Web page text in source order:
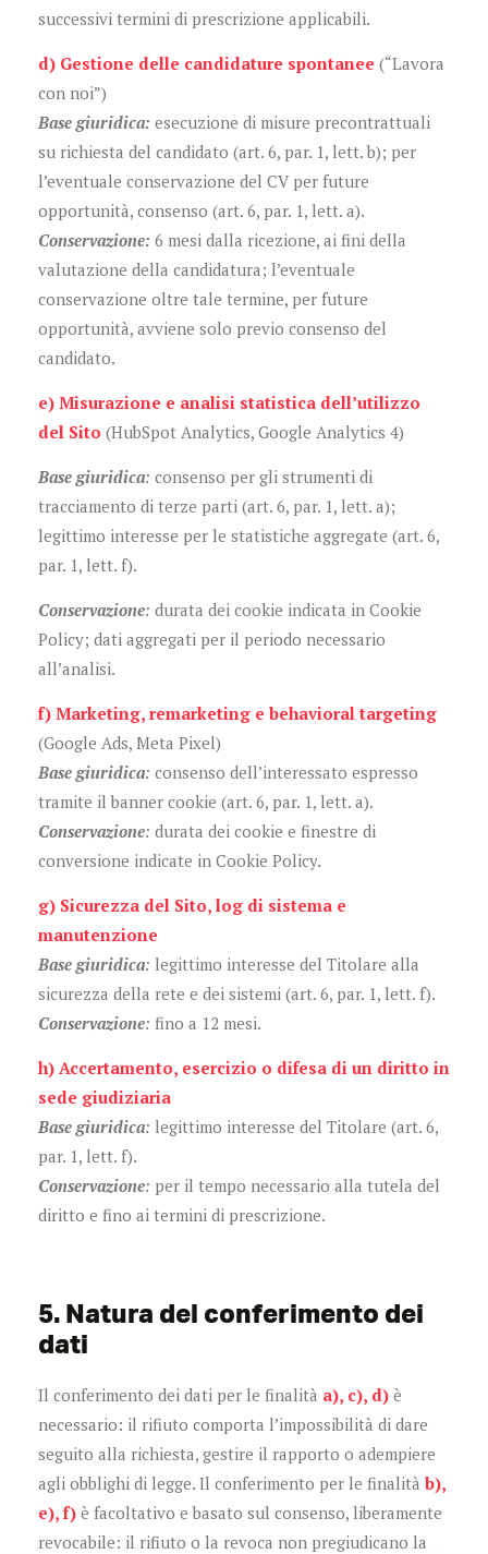
successivi termini di prescrizione applicabili.
d) Gestione delle candidature spontanee (“Lavora
con noi”)
Base giuridica: esecuzione di misure precontrattuali
su richiesta del candidato (art. 6, par. 1, lett. b); per
l’eventuale conservazione del CV per future
opportunità, consenso (art. 6, par. 1, lett. a).
Conservazione: 6 mesi dalla ricezione, ai fini della
valutazione della candidatura; l’eventuale
conservazione oltre tale termine, per future
opportunità, avviene solo previo consenso del
candidato.
e) Misurazione e analisi statistica dell’utilizzo
del Sito (HubSpot Analytics, Google Analytics 4)
Base giuridica: consenso per gli strumenti di
tracciamento di terze parti (art. 6, par. 1, lett. a);
legittimo interesse per le statistiche aggregate (art. 6,
par. 1, lett. f).
Conservazione: durata dei cookie indicata in Cookie
Policy; dati aggregati per il periodo necessario
all’analisi.
f) Marketing, remarketing e behavioral targeting
(Google Ads, Meta Pixel)
Base giuridica: consenso dell’interessato espresso
tramite il banner cookie (art. 6, par. 1, lett. a).
Conservazione: durata dei cookie e finestre di
conversione indicate in Cookie Policy.
g) Sicurezza del Sito, log di sistema e
manutenzione
Base giuridica: legittimo interesse del Titolare alla
sicurezza della rete e dei sistemi (art. 6, par. 1, lett. f).
Conservazione: fino a 12 mesi.
h) Accertamento, esercizio o difesa di un diritto in
sede giudiziaria
Base giuridica: legittimo interesse del Titolare (art. 6,
par. 1, lett. f).
Conservazione: per il tempo necessario alla tutela del
diritto e fino ai termini di prescrizione.
5. Natura del conferimento dei
dati
Il conferimento dei dati per le finalità a), c), d) è
necessario: il rifiuto comporta l’impossibilità di dare
seguito alla richiesta, gestire il rapporto o adempiere
agli obblighi di legge. Il conferimento per le finalità b),
e), f) è facoltativo e basato sul consenso, liberamente
revocabile: il rifiuto o la revoca non pregiudicano la